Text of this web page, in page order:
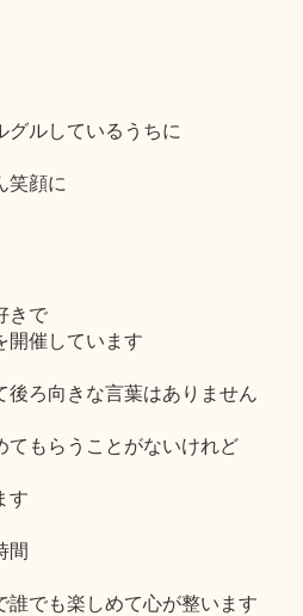
グルしているうちに
笑顔に
きで
開催しています
後ろ向きな言葉はありません
てもらうことがないけれど
す
間
でも楽しめて心が整います